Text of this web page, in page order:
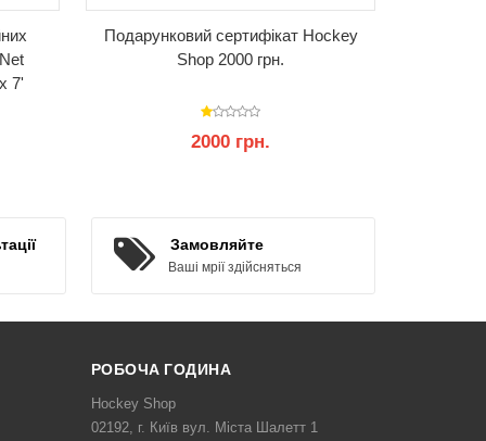
7'
Подарунковий сертифікат Hockey
Shop 2000 грн.
2000 грн.
Замовляйте
Ваші мрії здійсняться
РОБОЧА ГОДИНА
Hockey Shop
02192, г. Київ вул. Міста Шалетт 1